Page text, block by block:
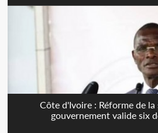
Côte d'Ivoire : Réforme de
gouvernement valide six